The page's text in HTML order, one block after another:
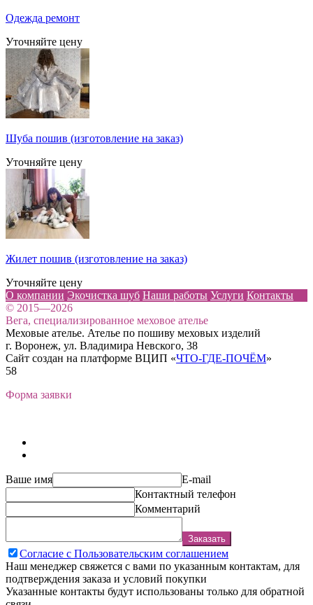
Одежда ремонт
Уточняйте цену
Шуба пошив (изготовление на заказ)
Уточняйте цену
Жилет пошив (изготовление на заказ)
Уточняйте цену
О компании Экочистка шуб Наши работы Услуги Контакты
© 2015—2026
Вега, специализированное меховое ателье
Меховые ателье. Ателье по пошиву меховых изделий
г. Воронеж, ул. Владимира Невского, 38
Сайт создан на платформе ВЦИП «ЧТО-ГДЕ-ПОЧЁМ»
58
Форма заявки
Ваше имя
E-mail
Контактный телефон
Комментарий
Заказать
Согласие с Пользовательским соглашением
Наш менеджер свяжется с вами по указанным контактам, для
подтверждения заказа и условий покупки
Указанные контакты будут использованы только для обратной